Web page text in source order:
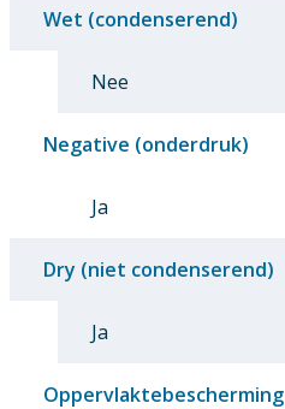
Wet (condenserend)
Nee
Negative (onderdruk)
Ja
Dry (niet condenserend)
Ja
Oppervlaktebescherming